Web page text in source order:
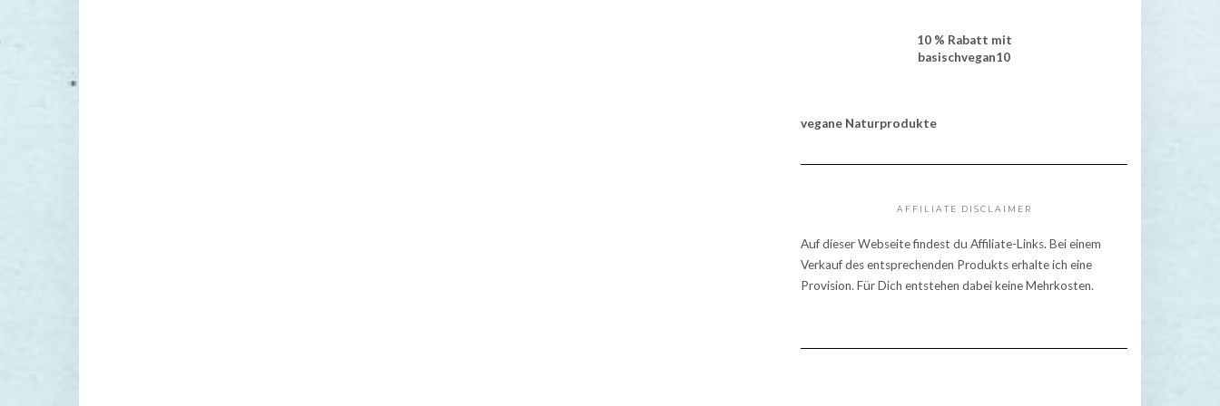
10 % Rabatt mit
basischvegan10
vegane Naturprodukte
AFFILIATE DISCLAIMER
Auf dieser Webseite findest du Affiliate-Links. Bei einem
Verkauf des entsprechenden Produkts erhalte ich eine
Provision. Für Dich entstehen dabei keine Mehrkosten.